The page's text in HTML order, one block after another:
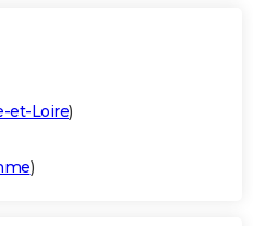
et-Loire)
)